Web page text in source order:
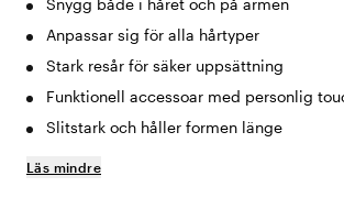
Snygg både i håret och på armen
Anpassar sig för alla hårtyper
Stark resår för säker uppsättning
Funktionell accessoar med personlig
Slitstark och håller formen länge
Läs mindre